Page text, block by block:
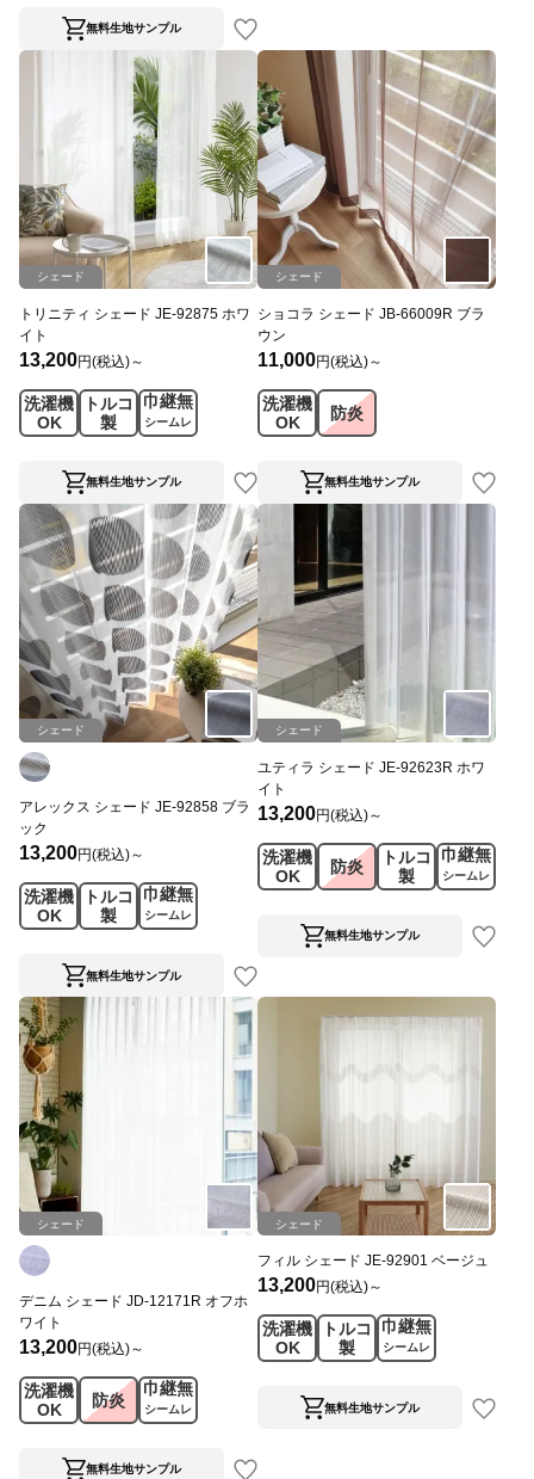
無料生地サンプル
シェード
トリニティ シェード JE-92875 ホワ
イト
13,200円(税込)～
洗濯機
OK
トルコ
製
巾継無
シームレ
ス
無料生地サンプル
シェード
ショコラ シェード JB-66009R ブラ
ウン
11,000円(税込)～
洗濯機
OK
防炎
無料生地サンプル
シェード
アレックス シェード JE-92858 ブラ
ック
13,200円(税込)～
洗濯機
OK
トルコ
製
巾継無
シームレ
ス
無料生地サンプル
シェード
ユティラ シェード JE-92623R ホワ
イト
13,200円(税込)～
洗濯機
OK
防炎
トルコ
製
巾継無
シームレ
ス
無料生地サンプル
シェード
デニム シェード JD-12171R オフホ
ワイト
13,200円(税込)～
洗濯機
OK
防炎
巾継無
シームレ
ス
無料生地サンプル
シェード
フィル シェード JE-92901 ベージュ
13,200円(税込)～
洗濯機
OK
トルコ
製
巾継無
シームレ
ス
無料生地サンプル